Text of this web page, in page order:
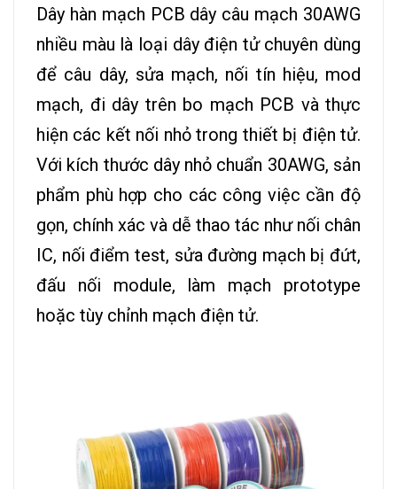
Dây hàn mạch PCB dây câu mạch 30AWG
nhiều màu là loại dây điện tử chuyên dùng
để câu dây, sửa mạch, nối tín hiệu, mod
mạch, đi dây trên bo mạch PCB và thực
hiện các kết nối nhỏ trong thiết bị điện tử.
Với kích thước dây nhỏ chuẩn 30AWG, sản
phẩm phù hợp cho các công việc cần độ
gọn, chính xác và dễ thao tác như nối chân
IC, nối điểm test, sửa đường mạch bị đứt,
đấu nối module, làm mạch prototype
hoặc tùy chỉnh mạch điện tử.